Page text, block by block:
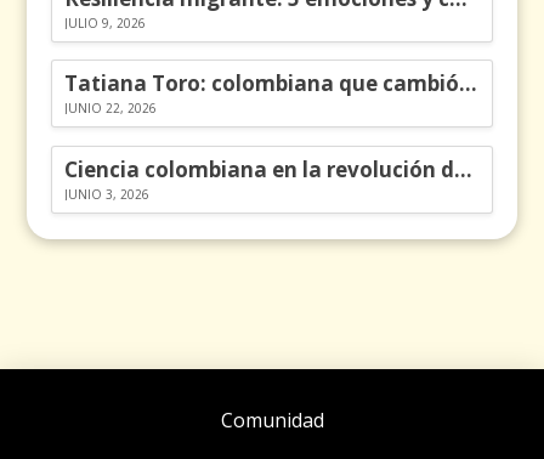
JULIO 9, 2026
Tatiana Toro: colombiana que cambió la historia de las matemáticas
JUNIO 22, 2026
Ciencia colombiana en la revolución de los órganos en chips
JUNIO 3, 2026
Comunidad